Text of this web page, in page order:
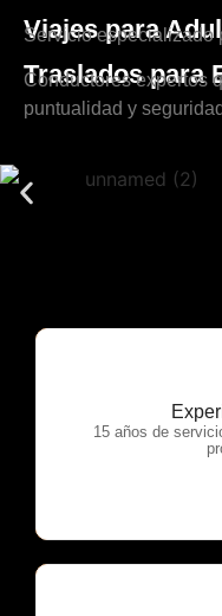
Viajes para
Servicio especializado
Traslados para
Conductores expertos
puntualidad y
15 años de